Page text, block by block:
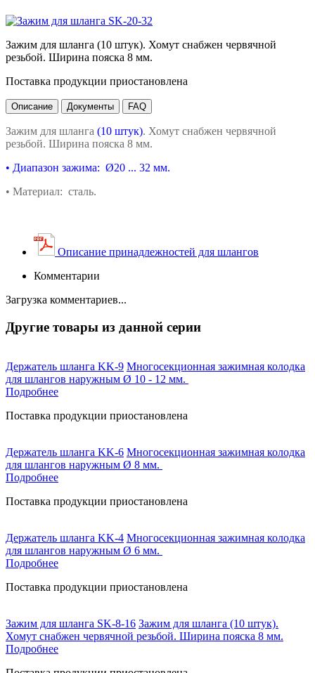
Зажим для шланга (10 штук). Хомут снабжен червячной
резьбой. Ширина пояска 8 мм.
Поставка продукции приостановлена
Описание Документы FAQ
Зажим для шланга (10 штук). Хомут снабжен червячной
резьбой. Ширина пояска 8 мм.
• Диапазон зажима: Ø20 ... 32 мм.
• Материал: сталь.
Описание принадлежностей для шлангов
Комментарии
Загрузка комментариев...
Другие товары из данной серии
Держатель шланга KK-9 Многосекционная зажимная колодка
для шлангов наружным Ø 10 - 12 мм.
Подробнее
Поставка продукции приостановлена
Держатель шланга KK-6 Многосекционная зажимная колодка
для шлангов наружным Ø 8 мм.
Подробнее
Поставка продукции приостановлена
Держатель шланга KK-4 Многосекционная зажимная колодка
для шлангов наружным Ø 6 мм.
Подробнее
Поставка продукции приостановлена
Зажим для шланга SK-8-16 Зажим для шланга (10 штук).
Хомут снабжен червячной резьбой. Ширина пояска 8 мм.
Подробнее